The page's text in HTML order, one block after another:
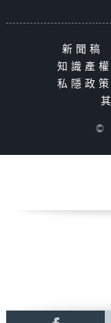
新聞稿
知識產
私隱政
©